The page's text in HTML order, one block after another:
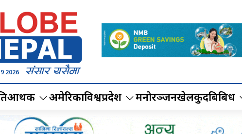
2026
आर्थिक अमेरिकाविश्वप्रदेश मनोरञ्जनखेलकुदबिबिध